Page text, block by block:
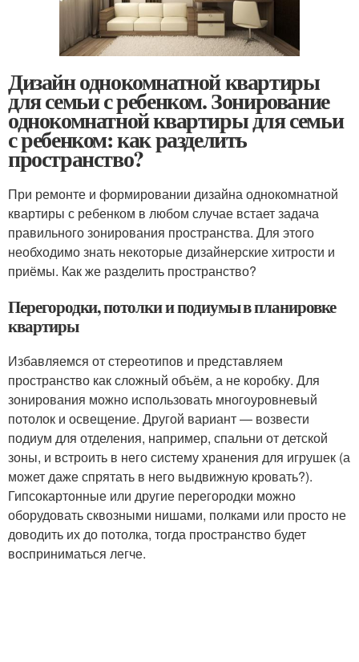
Дизайн однокомнатной квартиры
для семьи с ребенком. Зонирование
однокомнатной квартиры для семьи
с ребенком: как разделить
пространство?
При ремонте и формировании дизайна однокомнатной
квартиры с ребенком в любом случае встает задача
правильного зонирования пространства. Для этого
необходимо знать некоторые дизайнерские хитрости и
приёмы. Как же разделить пространство?
Перегородки, потолки и подиумы в планировке
квартиры
Избавляемся от стереотипов и представляем
пространство как сложный объём, а не коробку. Для
зонирования можно использовать многоуровневый
потолок и освещение. Другой вариант — возвести
подиум для отделения, например, спальни от детской
зоны, и встроить в него систему хранения для игрушек (а
может даже спрятать в него выдвижную кровать?).
Гипсокартонные или другие перегородки можно
оборудовать сквозными нишами, полками или просто не
доводить их до потолка, тогда пространство будет
восприниматься легче.